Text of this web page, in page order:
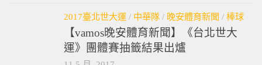
2017臺北世大運 / 中華隊 / 晚安體育新聞 / 棒球
【vamos晚安體育新聞】《台北世大
運》團體賽抽籤結果出爐